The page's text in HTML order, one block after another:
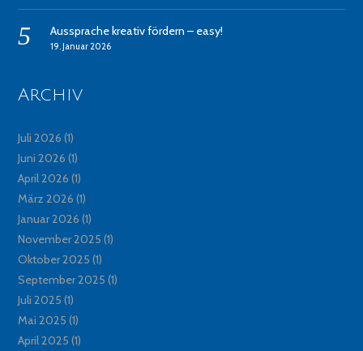
Aussprache kreativ fördern – easy!
19. Januar 2026
Archiv
Juli 2026 (1)
Juni 2026 (1)
April 2026 (1)
März 2026 (1)
Januar 2026 (1)
November 2025 (1)
Oktober 2025 (1)
September 2025 (1)
Juli 2025 (1)
Mai 2025 (1)
April 2025 (1)